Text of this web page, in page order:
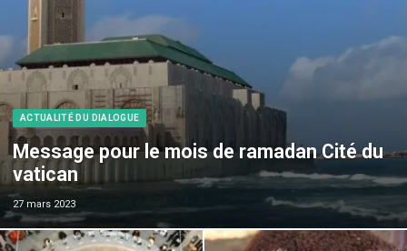
ACTUALITÉ DU DIALOGUE
Message pour le mois de ramadan Cité du
vatican
27 mars 2023